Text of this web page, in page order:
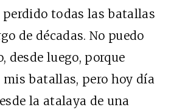
perdido todas las batallas
de décadas. No puedo
desde luego, porque
batallas, pero hoy día
la atalaya de una